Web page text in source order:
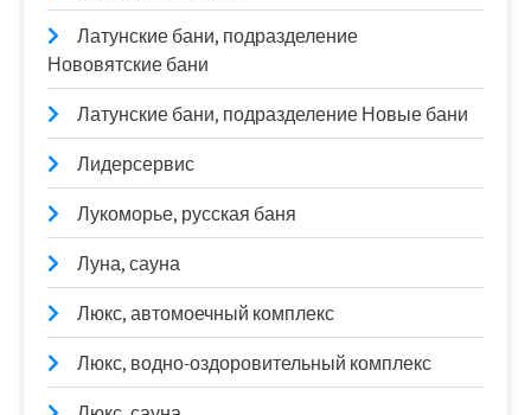
Латунские бани, подразделение
Нововятские бани
Латунские бани, подразделение Новые бани
Лидерсервис
Лукоморье, русская баня
Луна, сауна
Люкс, автомоечный комплекс
Люкс, водно-оздоровительный комплекс